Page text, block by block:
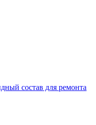
состав для ремонта